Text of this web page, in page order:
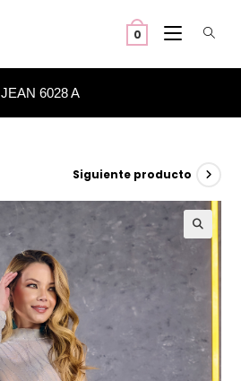
0
JEAN 6028 A
Siguiente producto
🔍